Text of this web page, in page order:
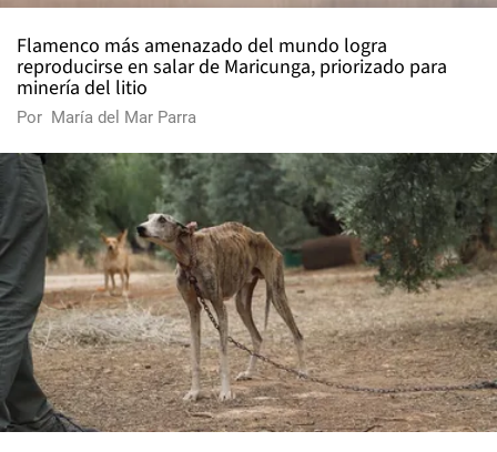
Flamenco más amenazado del mundo logra
reproducirse en salar de Maricunga, priorizado para
minería del litio
Por María del Mar Parra